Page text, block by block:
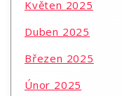
Květen 2025
Duben 2025
Březen 2025
Únor 2025